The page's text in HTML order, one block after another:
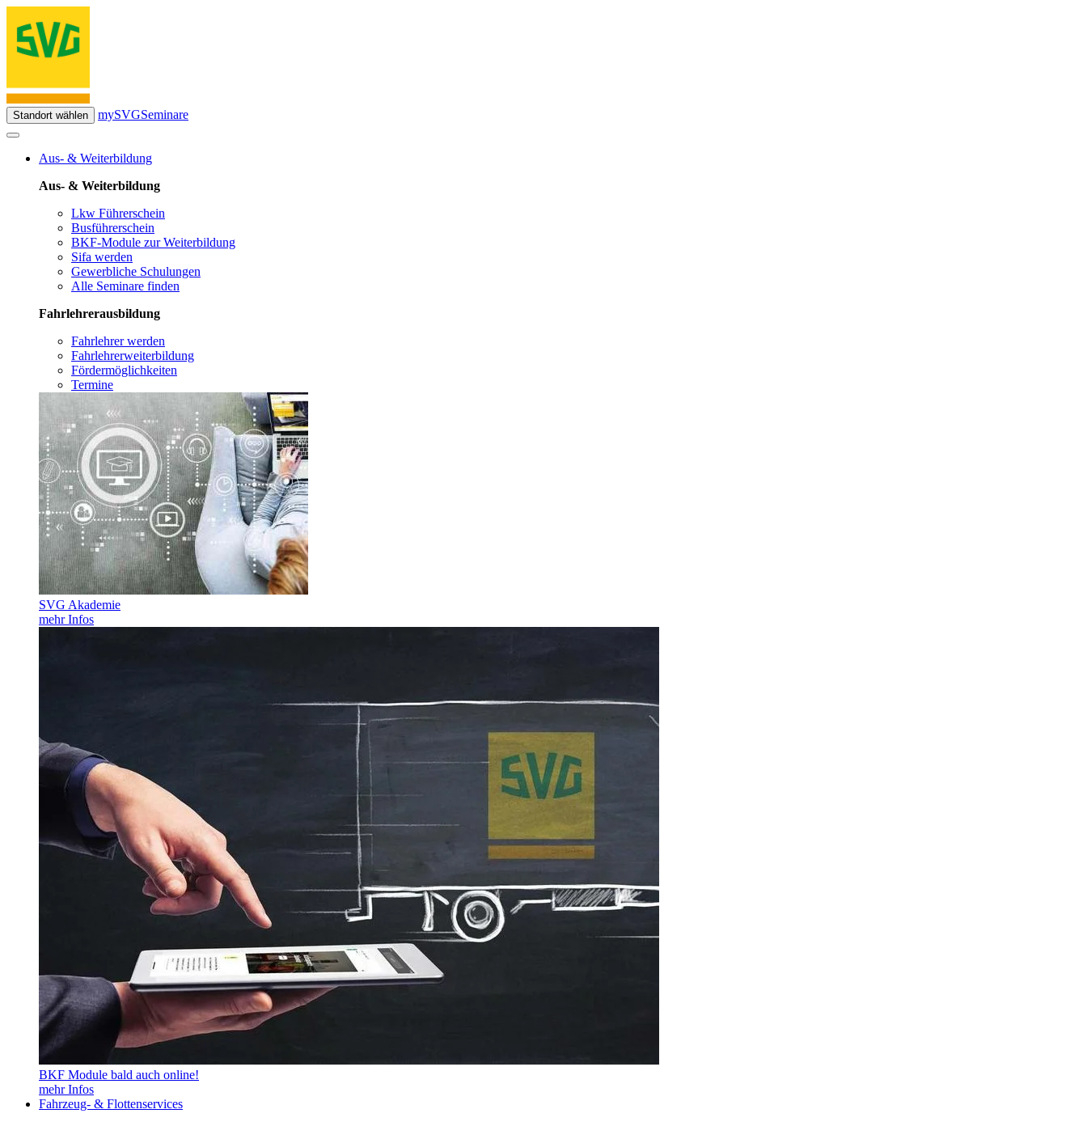
Standort wählen mySVGSeminare
Aus- & Weiterbildung
Aus- & Weiterbildung
Lkw Führerschein
Busführerschein
BKF-Module zur Weiterbildung
Sifa werden
Gewerbliche Schulungen
Alle Seminare finden
Fahrlehrerausbildung
Fahrlehrer werden
Fahrlehrerweiterbildung
Fördermöglichkeiten
Termine
SVG Akademie
mehr Infos
BKF Module bald auch online!
mehr Infos
Fahrzeug- & Flottenservices